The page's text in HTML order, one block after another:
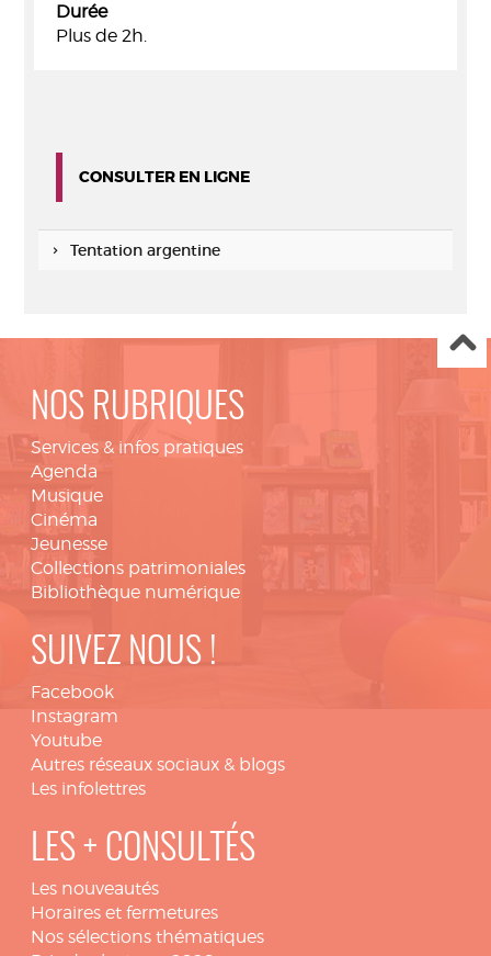
Durée
Plus de 2h.
CONSULTER EN LIGNE
Tentation argentine
NOS RUBRIQUES
Services & infos pratiques
Agenda
Musique
Cinéma
Jeunesse
Collections patrimoniales
Bibliothèque numérique
SUIVEZ NOUS !
Facebook
Instagram
Youtube
Autres réseaux sociaux & blogs
Les infolettres
LES + CONSULTÉS
Les nouveautés
Horaires et fermetures
Nos sélections thématiques